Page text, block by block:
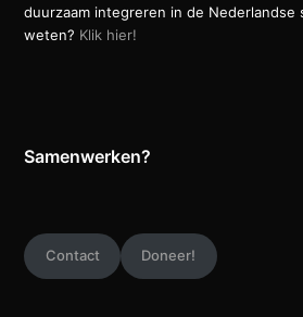
duurzaam integreren in de Nederlandse
weten? Klik hier!
Samenwerken?
Contact Doneer!